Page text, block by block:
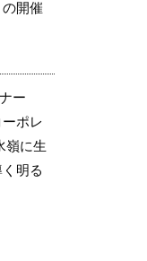
開催
ナー
ポレ
嶺に生
明る